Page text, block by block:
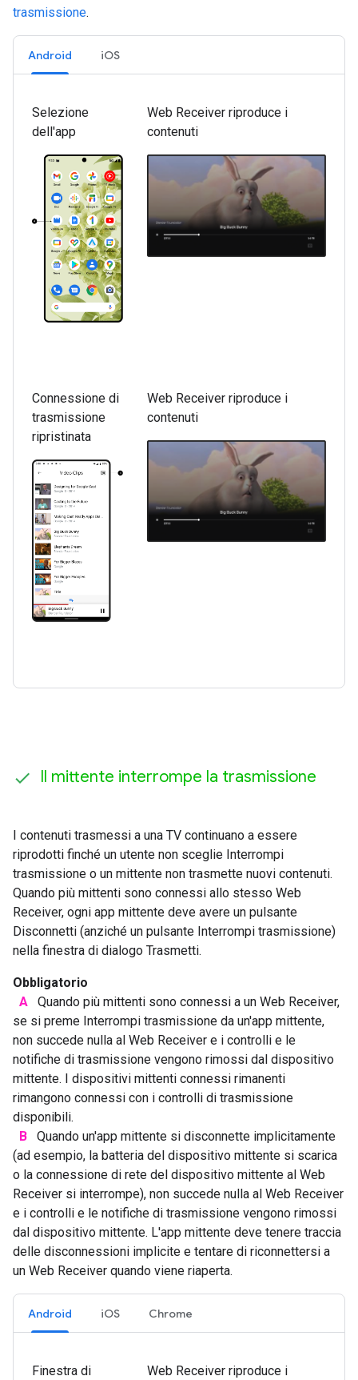
trasmissione.
Android iOS
Selezione
dell'app
Web Receiver riproduce i
contenuti
Connessione di
trasmissione
ripristinata
Web Receiver riproduce i
contenuti
Il mittente interrompe la trasmissione
I contenuti trasmessi a una TV continuano a essere
riprodotti finché un utente non sceglie Interrompi
trasmissione o un mittente non trasmette nuovi contenuti.
Quando più mittenti sono connessi allo stesso Web
Receiver, ogni app mittente deve avere un pulsante
Disconnetti (anziché un pulsante Interrompi trasmissione)
nella finestra di dialogo Trasmetti.
Obbligatorio
A
Quando più mittenti sono connessi a un Web Receiver,
se si preme Interrompi trasmissione da un'app mittente,
non succede nulla al Web Receiver e i controlli e le
notifiche di trasmissione vengono rimossi dal dispositivo
mittente. I dispositivi mittenti connessi rimanenti
rimangono connessi con i controlli di trasmissione
disponibili.
B
Quando un'app mittente si disconnette implicitamente
(ad esempio, la batteria del dispositivo mittente si scarica
o la connessione di rete del dispositivo mittente al Web
Receiver si interrompe), non succede nulla al Web Receiver
e i controlli e le notifiche di trasmissione vengono rimossi
dal dispositivo mittente. L'app mittente deve tenere traccia
delle disconnessioni implicite e tentare di riconnettersi a
un Web Receiver quando viene riaperta.
Android iOS Chrome
Finestra di
Web Receiver riproduce i